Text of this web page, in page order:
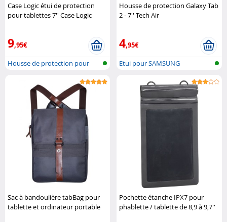
Case Logic étui de protection
pour tablettes 7'' Case Logic
9,95€
Housse de protection pour
Housse de protection Galaxy Tab
2 - 7'' Tech Air
4,95€
Etui pour SAMSUNG
Sac à bandoulière tabBag pour
tablette et ordinateur portable
Pochette étanche IPX7 pour
phablette / tablette de 8,9 à 9,7''